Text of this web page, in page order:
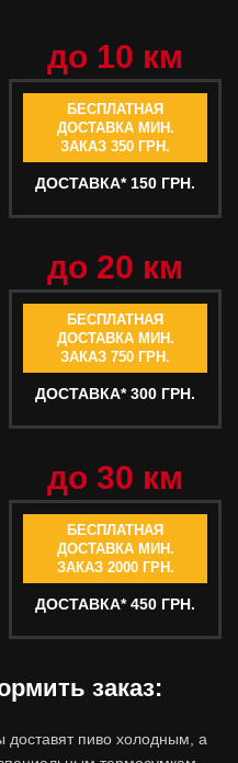
до 10 км
БЕСПЛАТНАЯ
ДОСТАВКА МИН.
ЗАКАЗ 350 ГРН.
ДОСТАВКА* 150 ГРН.
до 20 км
БЕСПЛАТНАЯ
ДОСТАВКА МИН.
ЗАКАЗ 750 ГРН.
ДОСТАВКА* 300 ГРН.
до 30 км
БЕСПЛАТНАЯ
ДОСТАВКА МИН.
ЗАКАЗ 2000 ГРН.
ДОСТАВКА* 450 ГРН.
заказ:
пиво холодным, а